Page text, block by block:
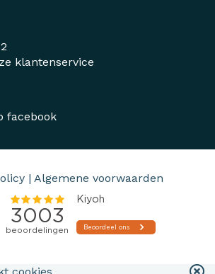
klantenservice
facebook
| Algemene voorwaarden